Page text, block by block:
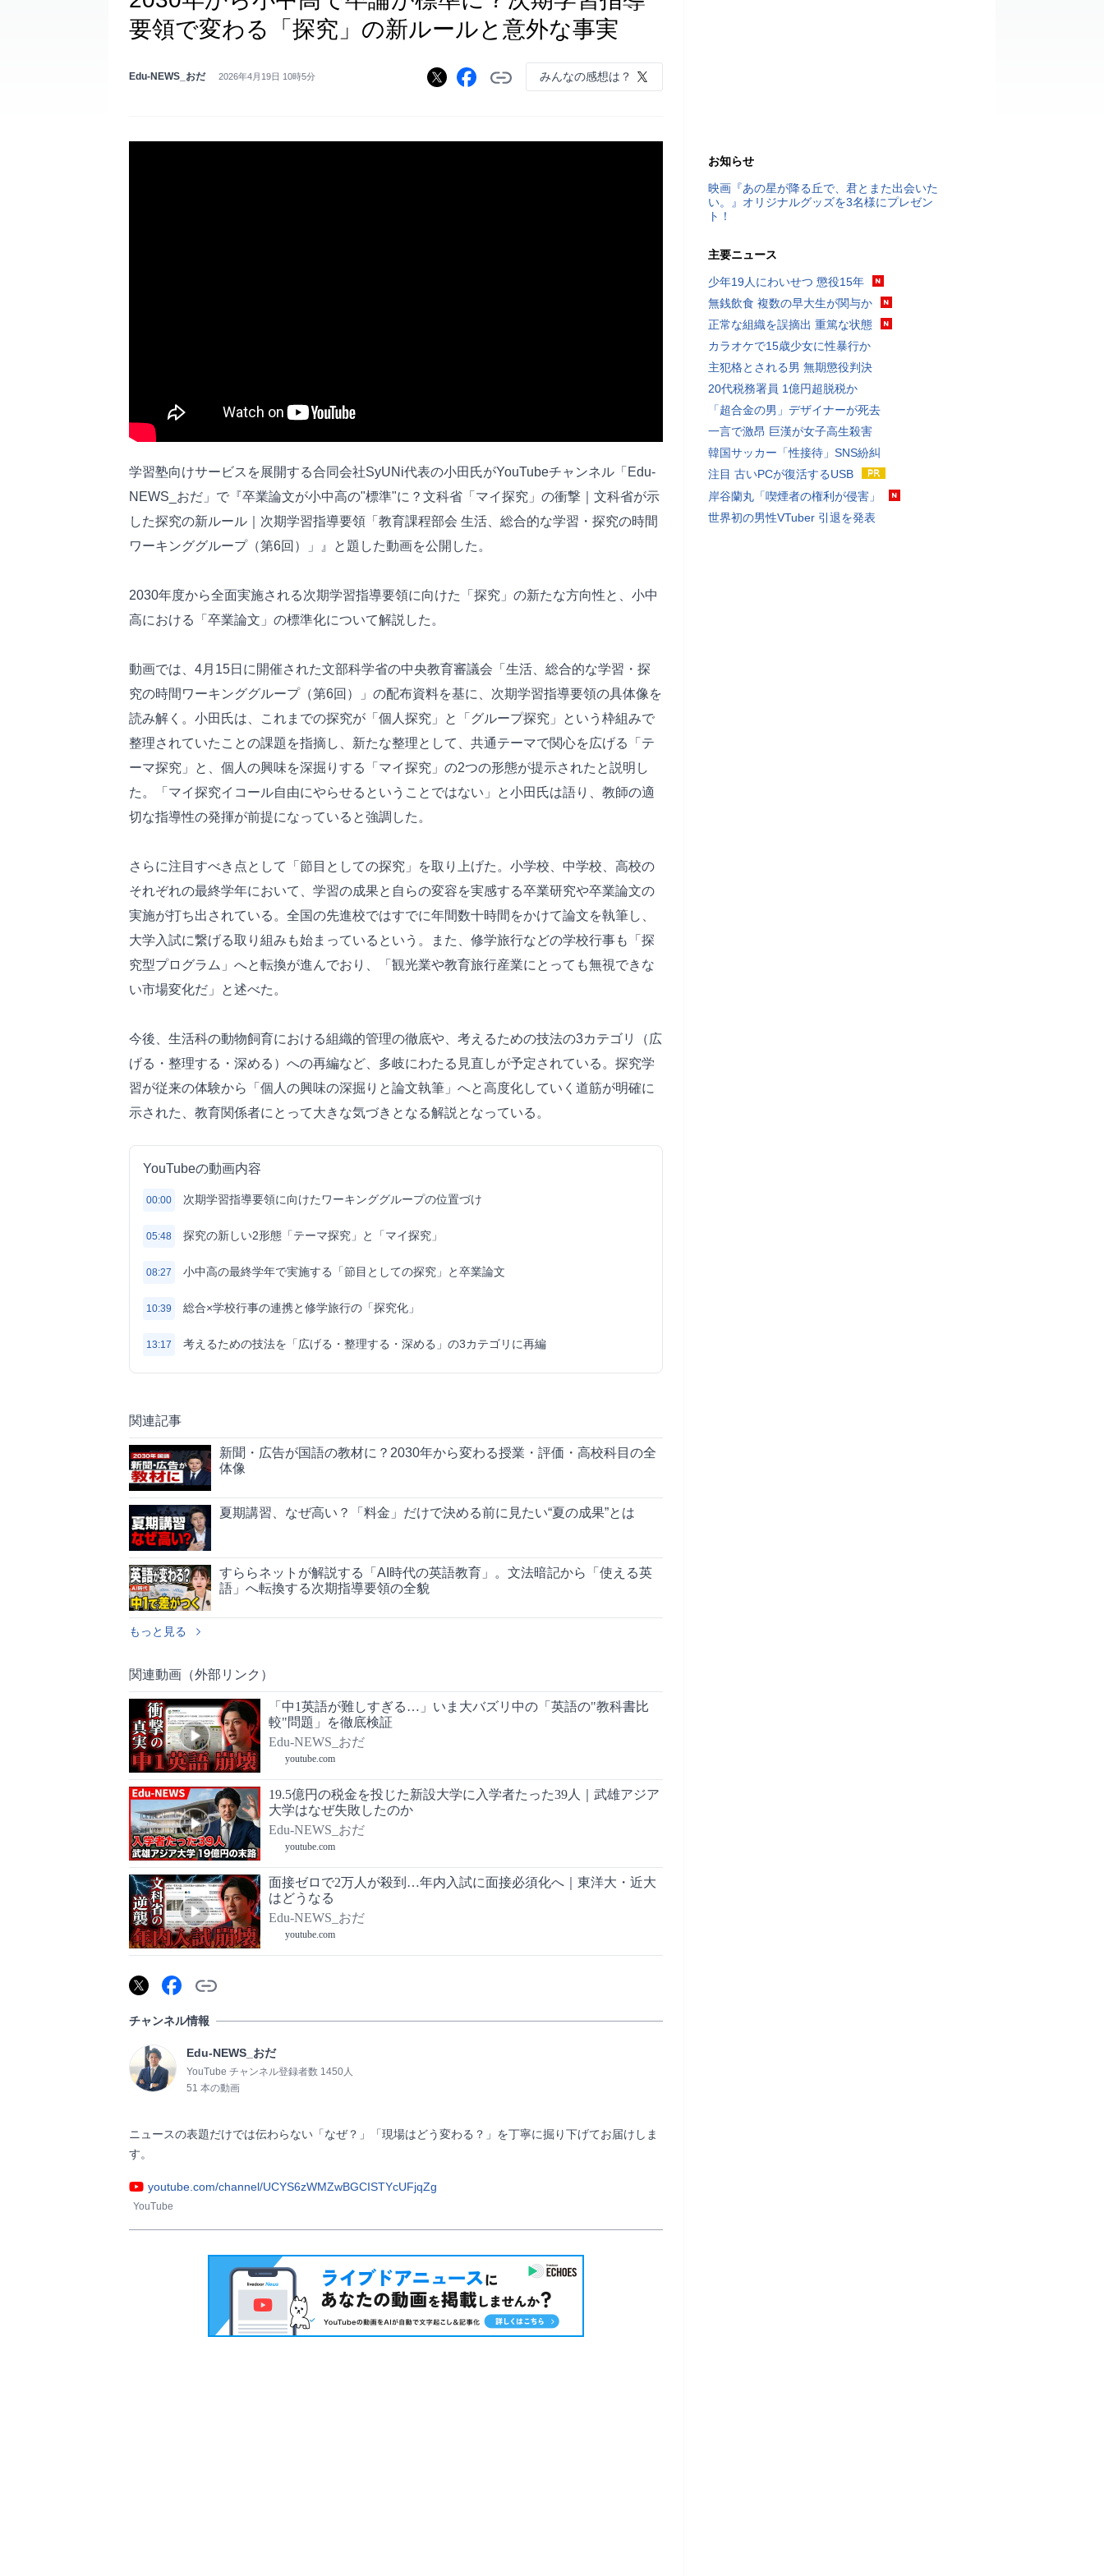
要領で変わる「探究」の新ルールと意外な事実
Edu-NEWS_おだ 2026年4月19日 10時5分 みんなの感想は？
学習塾向けサービスを展開する合同会社SyUNi代表の小田氏がYouTubeチャンネル「Edu-
NEWS_おだ」で『卒業論文が小中高の"標準"に？文科省「マイ探究」の衝撃｜文科省が示
した探究の新ルール｜次期学習指導要領「教育課程部会 生活、総合的な学習・探究の時間
ワーキンググループ（第6回）」』と題した動画を公開した。
2030年度から全面実施される次期学習指導要領に向けた「探究」の新たな方向性と、小中
高における「卒業論文」の標準化について解説した。
動画では、4月15日に開催された文部科学省の中央教育審議会「生活、総合的な学習・探
究の時間ワーキンググループ（第6回）」の配布資料を基に、次期学習指導要領の具体像を
読み解く。小田氏は、これまでの探究が「個人探究」と「グループ探究」という枠組みで
整理されていたことの課題を指摘し、新たな整理として、共通テーマで関心を広げる「テ
ーマ探究」と、個人の興味を深掘りする「マイ探究」の2つの形態が提示されたと説明し
た。「マイ探究イコール自由にやらせるということではない」と小田氏は語り、教師の適
切な指導性の発揮が前提になっていると強調した。
さらに注目すべき点として「節目としての探究」を取り上げた。小学校、中学校、高校の
それぞれの最終学年において、学習の成果と自らの変容を実感する卒業研究や卒業論文の
実施が打ち出されている。全国の先進校ではすでに年間数十時間をかけて論文を執筆し、
大学入試に繋げる取り組みも始まっているという。また、修学旅行などの学校行事も「探
究型プログラム」へと転換が進んでおり、「観光業や教育旅行産業にとっても無視できな
い市場変化だ」と述べた。
今後、生活科の動物飼育における組織的管理の徹底や、考えるための技法の3カテゴリ（広
げる・整理する・深める）への再編など、多岐にわたる見直しが予定されている。探究学
習が従来の体験から「個人の興味の深掘りと論文執筆」へと高度化していく道筋が明確に
示された、教育関係者にとって大きな気づきとなる解説となっている。
YouTubeの動画内容
00:00 次期学習指導要領に向けたワーキンググループの位置づけ
05:48 探究の新しい2形態「テーマ探究」と「マイ探究」
08:27 小中高の最終学年で実施する「節目としての探究」と卒業論文
10:39 総合×学校行事の連携と修学旅行の「探究化」
13:17 考えるための技法を「広げる・整理する・深める」の3カテゴリに再編
関連記事
新聞・広告が国語の教材に？2030年から変わる授業・評価・高校科目の全
体像
夏期講習、なぜ高い？「料金」だけで決める前に見たい“夏の成果”とは
すららネットが解説する「AI時代の英語教育」。文法暗記から「使える英
語」へ転換する次期指導要領の全貌
もっと見る
関連動画（外部リンク）
「中1英語が難しすぎる…」いま大バズリ中の「英語の"教科書比
較"問題」を徹底検証
Edu-NEWS_おだ
youtube.com
19.5億円の税金を投じた新設大学に入学者たった39人｜武雄アジア
大学はなぜ失敗したのか
Edu-NEWS_おだ
youtube.com
面接ゼロで2万人が殺到…年内入試に面接必須化へ｜東洋大・近大
はどうなる
Edu-NEWS_おだ
youtube.com
チャンネル情報
Edu-NEWS_おだ
YouTube チャンネル登録者数 1450人
51 本の動画
ニュースの表題だけでは伝わらない「なぜ？」「現場はどう変わる？」を丁寧に掘り下げてお届けしま
す。
youtube.com/channel/UCYS6zWMZwBGCISTYcUFjqZg
YouTube
お知らせ
映画『あの星が降る丘で、君とまた出会いた
い。』オリジナルグッズを3名様にプレゼン
ト！
主要ニュース
少年19人にわいせつ 懲役15年
無銭飲食 複数の早大生が関与か
正常な組織を誤摘出 重篤な状態
カラオケで15歳少女に性暴行か
主犯格とされる男 無期懲役判決
20代税務署員 1億円超脱税か
「超合金の男」デザイナーが死去
一言で激昂 巨漢が女子高生殺害
韓国サッカー「性接待」SNS紛糾
注目 古いPCが復活するUSB
岸谷蘭丸「喫煙者の権利が侵害」
世界初の男性VTuber 引退を発表